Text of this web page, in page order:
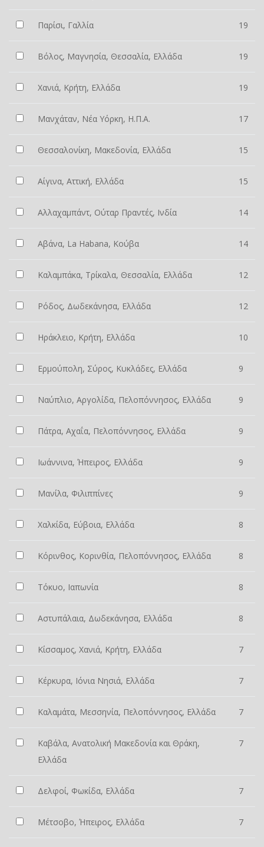
Παρίσι, Γαλλία 19
Βόλος, Μαγνησία, Θεσσαλία, Ελλάδα 19
Χανιά, Κρήτη, Ελλάδα 19
Μανχάταν, Νέα Υόρκη, Η.Π.Α. 17
Θεσσαλονίκη, Μακεδονία, Ελλάδα 15
Αίγινα, Αττική, Ελλάδα 15
Αλλαχαμπάντ, Ούταρ Πραντές, Ινδία 14
Αβάνα, La Habana, Κούβα 14
Καλαμπάκα, Τρίκαλα, Θεσσαλία, Ελλάδα 12
Ρόδος, Δωδεκάνησα, Ελλάδα 12
Ηράκλειο, Κρήτη, Ελλάδα 10
Ερμούπολη, Σύρος, Κυκλάδες, Ελλάδα 9
Ναύπλιο, Αργολίδα, Πελοπόννησος, Ελλάδα 9
Πάτρα, Αχαΐα, Πελοπόννησος, Ελλάδα 9
Ιωάννινα, Ήπειρος, Ελλάδα 9
Μανίλα, Φιλιππίνες 9
Χαλκίδα, Εύβοια, Ελλάδα 8
Κόρινθος, Κορινθία, Πελοπόννησος, Ελλάδα 8
Τόκυο, Ιαπωνία 8
Αστυπάλαια, Δωδεκάνησα, Ελλάδα 8
Κίσσαμος, Χανιά, Κρήτη, Ελλάδα 7
Κέρκυρα, Ιόνια Νησιά, Ελλάδα 7
Καλαμάτα, Μεσσηνία, Πελοπόννησος, Ελλάδα 7
Καβάλα, Ανατολική Μακεδονία και Θράκη,
Ελλάδα
7
Δελφοί, Φωκίδα, Ελλάδα 7
Μέτσοβο, Ήπειρος, Ελλάδα 7